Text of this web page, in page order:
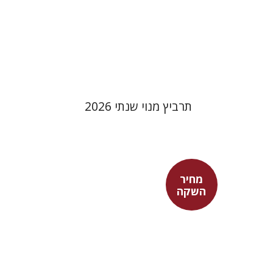
תרביץ מנוי שנתי 2026
מחיר
השקההיינריך מנדלסון
יוסי הלר